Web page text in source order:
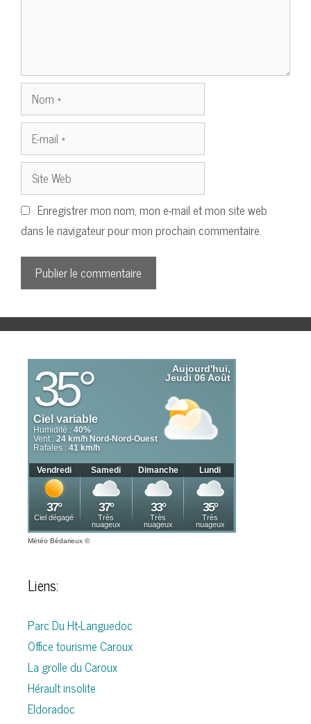
Nom
mail
Site
Web
Enregistrer mon nom, mon e-mail et mon site web
dans le navigateur pour mon prochain commentaire.
Météo Bédarieux ©
Liens:
Parc Du Ht-Languedoc
Office tourisme Caroux
La grolle du Caroux
Hérault insolite
Eldoradoc